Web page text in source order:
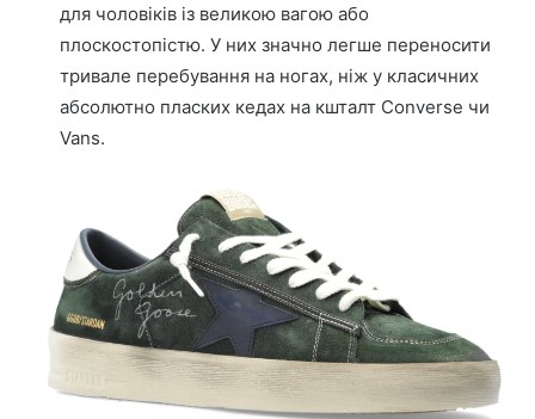
для чоловіків із великою вагою або
плоскостопістю. У них значно легше переносити
тривале перебування на ногах, ніж у класичних
абсолютно пласких кедах на кшталт Converse чи
Vans.